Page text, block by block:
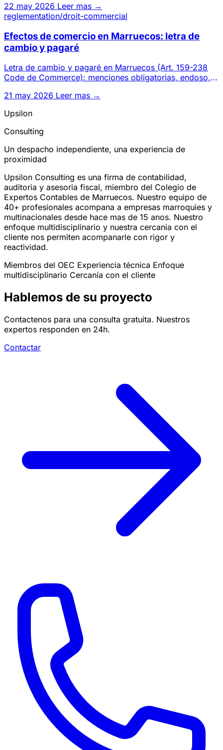
22 may 2026 Leer mas →
reglementation/droit-commercial
Efectos de comercio en Marruecos: letra de
cambio y pagaré
Letra de cambio y pagaré en Marruecos (Art. 159-238
Code de Commerce): menciones obligatorias, endoso,
21 may 2026 Leer mas →
Upsilon
Consulting
Un despacho independiente, una experiencia de
proximidad
Upsilon Consulting es una firma de contabilidad,
auditoria y asesoria fiscal, miembro del Colegio de
Expertos Contables de Marruecos. Nuestro equipo de
40+ profesionales acompana a empresas marroquies y
multinacionales desde hace mas de 15 anos. Nuestro
enfoque multidisciplinario y nuestra cercania con el
cliente nos permiten acompanarle con rigor y
reactividad.
Miembros del OEC Experiencia técnica Enfoque
multidisciplinario Cercanía con el cliente
Hablemos de su proyecto
Contactenos para una consulta gratuita. Nuestros
expertos responden en 24h.
Contactar